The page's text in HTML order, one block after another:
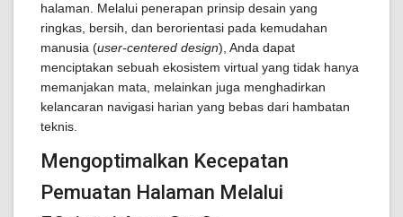
halaman. Melalui penerapan prinsip desain yang
ringkas, bersih, dan berorientasi pada kemudahan
manusia (user-centered design), Anda dapat
menciptakan sebuah ekosistem virtual yang tidak hanya
memanjakan mata, melainkan juga menghadirkan
kelancaran navigasi harian yang bebas dari hambatan
teknis.
Mengoptimalkan Kecepatan
Pemuatan Halaman Melalui